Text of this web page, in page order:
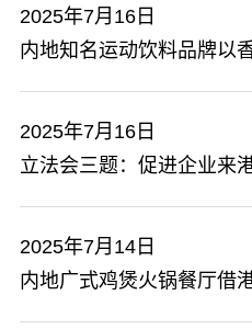
2025年7月16日
内地知名运动饮料品牌以
2025年7月16日
立法会三题：促进企业来
2025年7月14日
内地广式鸡煲火锅餐厅借